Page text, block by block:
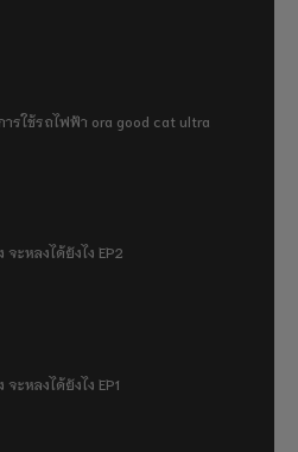
ารใช้รถไฟฟ้า ora good cat ultra
จะหลงได้ยังไง EP2
จะหลงได้ยังไง EP1